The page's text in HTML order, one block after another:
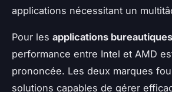
applications nécessitant un
Pour les applications bureautiques
performance entre Intel et AMD
prononcée. Les deux marques
solutions capables de gérer